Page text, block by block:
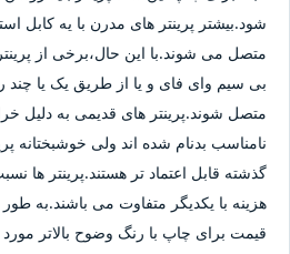
متصل می شوند.با این حال،برخی از
بی سیم وای فای و یا از طریق یک یا چند
متصل شوند.پرینتر های قدیمی به دلیل
نامناسب بدنام شده اند ولی خوشبختانه
گذشته قابل اعتماد تر هستند.پرینتر ها
هزینه با یکدیگر متفاوت می باشند.به
قیمت برای چاپ با رنگ وضوح بالاتر مورد